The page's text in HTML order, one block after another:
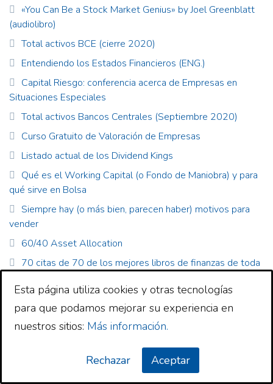
«You Can Be a Stock Market Genius» by Joel Greenblatt
(audiolibro)
Total activos BCE (cierre 2020)
Entendiendo los Estados Financieros (ENG.)
Capital Riesgo: conferencia acerca de Empresas en
Situaciones Especiales
Total activos Bancos Centrales (Septiembre 2020)
Curso Gratuito de Valoración de Empresas
Listado actual de los Dividend Kings
Qué es el Working Capital (o Fondo de Maniobra) y para
qué sirve en Bolsa
Siempre hay (o más bien, parecen haber) motivos para
vender
60/40 Asset Allocation
70 citas de 70 de los mejores libros de finanzas de toda
Joan Tubau: «‘What I learned Losing a Million Dollars’ es el
mejor libro sobre dinero que jamás haya leído»
Dónde consultar la cartera de los inversores más
Protegido: Damodaran: Covid, un test para comparar
estilos de inversión: Value vs Growth, Gestión Activa vs
Esta página utiliza cookies y otras tecnologías
para que podamos mejorar su experiencia en
nuestros sitios: Más información.
Aceptar
Rechazar